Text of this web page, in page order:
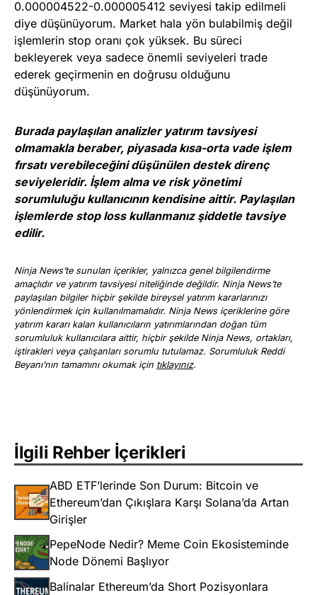
0.000004522-0.000005412 seviyesi takip edilmeli
diye düşünüyorum. Market hala yön bulabilmiş değil
işlemlerin stop oranı çok yüksek. Bu süreci
bekleyerek veya sadece önemli seviyeleri trade
ederek geçirmenin en doğrusu olduğunu
düşünüyorum.
Burada paylaşılan analizler yatırım tavsiyesi
olmamakla beraber, piyasada kısa-orta vade işlem
fırsatı verebileceğini düşünülen destek direnç
seviyeleridir. İşlem alma ve risk yönetimi
sorumluluğu kullanıcının kendisine aittir. Paylaşılan
işlemlerde stop loss kullanmanız şiddetle tavsiye
edilir.
Ninja News’te sunulan içerikler, yalnızca genel bilgilendirme
amaçlıdır ve yatırım tavsiyesi niteliğinde değildir. Ninja News’te
paylaşılan bilgiler hiçbir şekilde bireysel yatırım kararlarınızı
yönlendirmek için kullanılmamalıdır. Ninja News içeriklerine göre
yatırım kararı kalan kullanıcıların yatırımlarından doğan tüm
sorumluluk kullanıcılara aittir, hiçbir şekilde Ninja News, ortakları,
iştirakleri veya çalışanları sorumlu tutulamaz. Sorumluluk Reddi
Beyanı’nın tamamını okumak için tıklayınız.
İlgili Rehber İçerikleri
ABD ETF’lerinde Son Durum: Bitcoin ve
Ethereum’dan Çıkışlara Karşı Solana’da Artan
Girişler
PepeNode Nedir? Meme Coin Ekosisteminde
Node Dönemi Başlıyor
Balinalar Ethereum’da Short Pozisyonlara